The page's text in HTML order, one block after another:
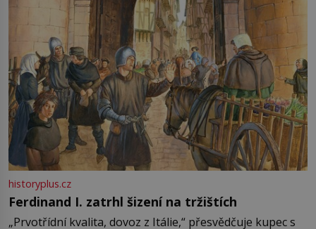
historyplus.cz
Ferdinand I. zatrhl šizení na tržištích
„Prvotřídní kvalita, dovoz z Itálie,“ přesvědčuje kupec s